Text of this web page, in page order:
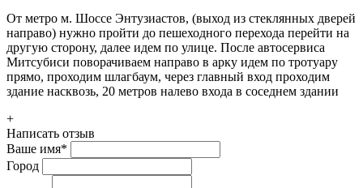
От метро м. Шоссе Энтузиастов, (выход из стеклянных дверей
направо) нужно пройти до пешеходного перехода перейти на
другую сторону, далее идем по улице. После автосервиса
Митсубиси поворачиваем направо в арку идем по тротуару
прямо, проходим шлагбаум, через главный вход проходим
здание насквозь, 20 метров налево входа в соседнем здании
+
Написать отзыв
Ваше имя*
Город